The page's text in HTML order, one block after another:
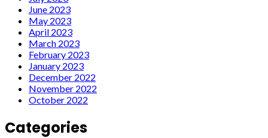
June 2023
May 2023
April 2023
March 2023
February 2023
January 2023
December 2022
November 2022
October 2022
Categories